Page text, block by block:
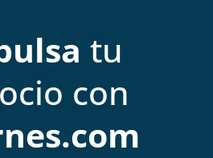
tu
con